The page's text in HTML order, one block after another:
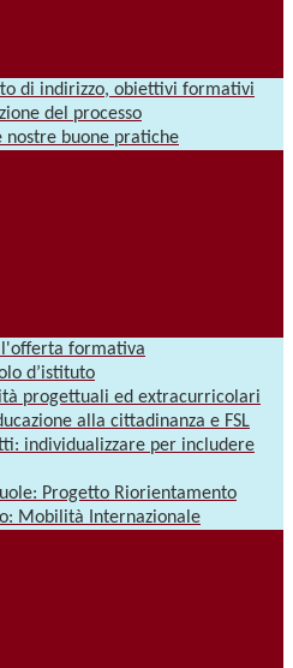
di indirizzo, obiettivi formativi
del processo
nostre buone pratiche
formativa
d’istituto
progettuali ed extracurricolari
alla cittadinanza e FSL
individualizzare per includere
Progetto Riorientamento
Mobilità Internazionale